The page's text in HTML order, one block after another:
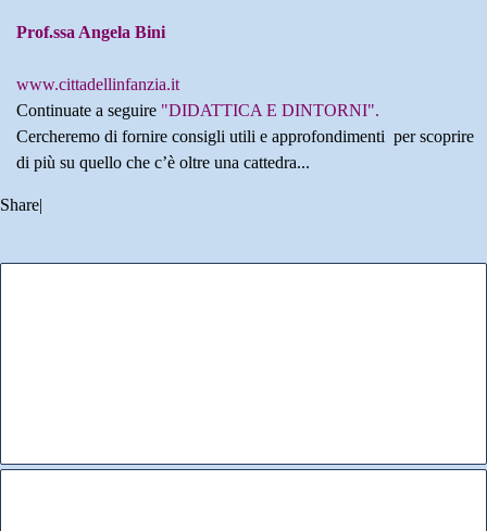
Prof.ssa Angela Bini
www.cittadellinfanzia.it
Continuate a seguire "DIDATTICA E DINTORNI".
Cercheremo di fornire consigli utili e approfondimenti per scoprire
di più su quello che c’è oltre una cattedra...
Share|